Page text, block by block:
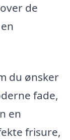
de
du ønsker
fade,
en
frisure,